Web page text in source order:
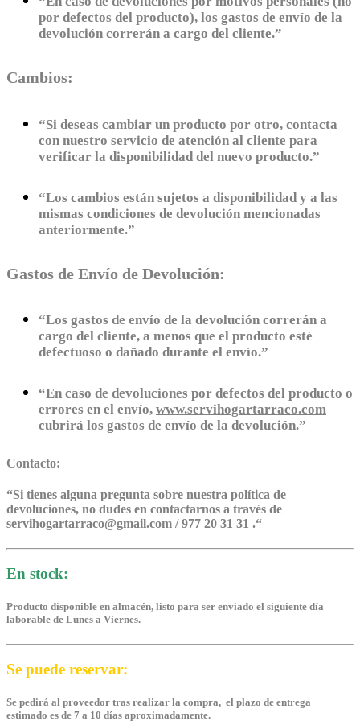
por defectos del producto), los gastos de envío de la
devolución correrán a cargo del cliente.”
Cambios:
“Si deseas cambiar un producto por otro, contacta
con nuestro servicio de atención al cliente para
verificar la disponibilidad del nuevo producto.”
“Los cambios están sujetos a disponibilidad y a las
mismas condiciones de devolución mencionadas
anteriormente.”
Gastos de Envío de Devolución:
“Los gastos de envío de la devolución correrán a
cargo del cliente, a menos que el producto esté
defectuoso o dañado durante el envío.”
“En caso de devoluciones por defectos del producto o
errores en el envío, www.servihogartarraco.com
cubrirá los gastos de envío de la devolución.”
Contacto:
“Si tienes alguna pregunta sobre nuestra política de
devoluciones, no dudes en contactarnos a través de
servihogartarraco@gmail.com / 977 20 31 31 .“
En stock:
Producto disponible en almacén, listo para ser enviado el siguiente día
laborable de Lunes a Viernes.
Se puede reservar:
Se pedirá al proveedor tras realizar la compra, el plazo de entrega
estimado es de 7 a 10 días aproximadamente.